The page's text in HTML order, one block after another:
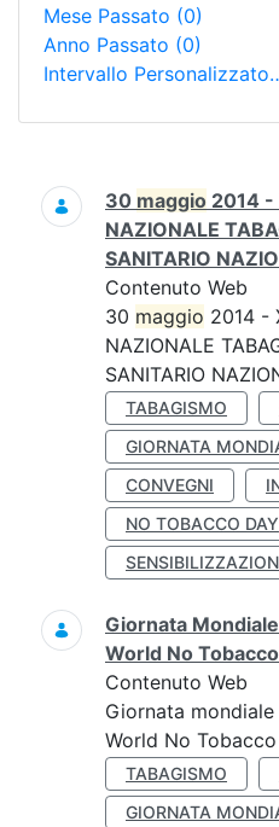
Mese Passato (0)
Anno Passato (0)
Intervallo
Ricerca
30 maggio 2014 -
NAZIONALE
SANITARIO
Contenuto Web
30 maggio 2014 -
NAZIONALE
SANITARIO
TABAGISMO
GIORNATA
CONVEGNI
NO TOBACCO DAY
Giornata
World No
Contenuto Web
Giornata
World No
TABAGISMO
GIORNATA